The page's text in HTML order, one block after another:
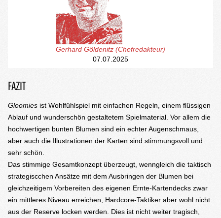
Gerhard Göldenitz (Chefredakteur)
07.07.2025
FAZIT
Gloomies ist Wohlfühlspiel mit einfachen Regeln, einem flüssigen
Ablauf und wunderschön gestaltetem Spielmaterial. Vor allem die
hochwertigen bunten Blumen sind ein echter Augenschmaus,
aber auch die Illustrationen der Karten sind stimmungsvoll und
sehr schön.
Das stimmige Gesamtkonzept überzeugt, wenngleich die taktisch
strategiscchen Ansätze mit dem Ausbringen der Blumen bei
gleichzeitigem Vorbereiten des eigenen Ernte-Kartendecks zwar
ein mittleres Niveau erreichen, Hardcore-Taktiker aber wohl nicht
aus der Reserve locken werden. Dies ist nicht weiter tragisch,